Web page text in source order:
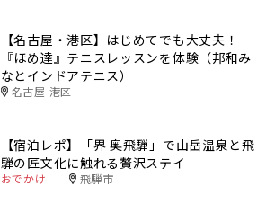
【名古屋・港区】はじめてでも大丈夫！
『ほめ達』テニスレッスンを体験（邦和み
なとインドアテニス）
名古屋 港区
【宿泊レポ】「界 奥飛騨」で山岳温泉と飛
騨の匠文化に触れる贅沢ステイ
おでかけ 飛騨市